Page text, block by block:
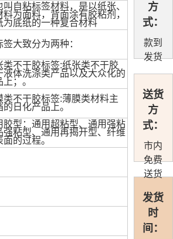
叫自粘标签材料，是以纸张、
为面料，背面涂有胶粘剂，
为底纸的一种复合材料
大致分为两种：
类不干胶标签:纸张类不干胶
液体洗涤类产品以及大众化的
；。
类不干胶标签:薄膜类材料主
日化产品上。
胶型：通用超粘型、通用强粘
强粘型、通用再揭开型、纤维
的过程。
方
式：
款到
发货
送货
方
式：
市内
免费
送货
发货
时
间：